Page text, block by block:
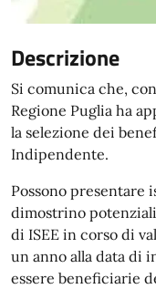
Descrizione
Si comunica che,
Regione Puglia ha
la selezione dei
Indipendente.
Possono presentare
dimostrino
di ISEE in corso di
un anno alla data di
essere beneficiarie